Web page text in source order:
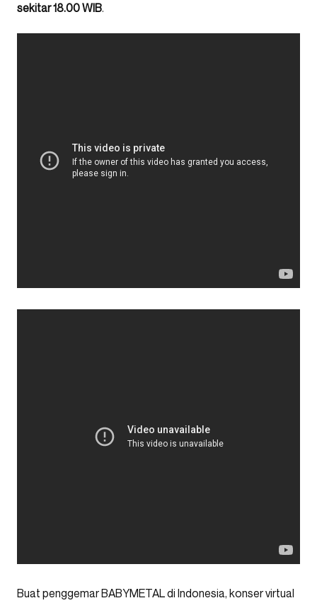
sekitar 18.00 WIB.
Buat penggemar BABYMETAL di Indonesia, konser virtual